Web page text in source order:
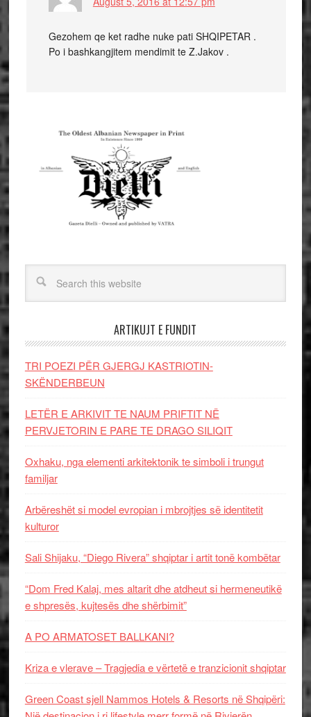
Gezohem qe ket radhe nuke pati SHQIPETAR .
Po i bashkangjitem mendimit te Z.Jakov .
ARTIKUJT E FUNDIT
TRI POEZI PËR GJERGJ KASTRIOTIN-
SKËNDERBEUN
LETËR E ARKIVIT TE NAUM PRIFTIT NË
PERVJETORIN E PARE TE DRAGO SILIQIT
Oxhaku, nga elementi arkitektonik te simboli i trungut
familjar
Arbëreshët si model evropian i mbrojtjes së identitetit
kulturor
Sali Shijaku, “Diego Rivera” shqiptar i artit tonë kombëtar
“Dom Fred Kalaj, mes altarit dhe atdheut si hermeneutikë
e shpresës, kujtesës dhe shërbimit”
A PO ARMATOSET BALLKANI?
Kriza e vlerave – Tragjedia e vërtetë e tranzicionit shqiptar
Green Coast sjell Nammos Hotels & Resorts në Shqipëri: